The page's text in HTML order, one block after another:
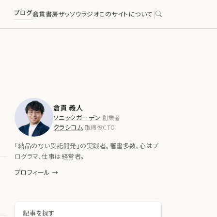
ブログ倉貫書房ザッソウラジオこのサイトについて |
倉貫 義人
ソニックガーデン 創業者
クラシコム 取締役CTO
「納品のない受託開発」の実践者。著書多数。心はプ
ログラマ、仕事は経営者。
プロフィール →
記事を探す